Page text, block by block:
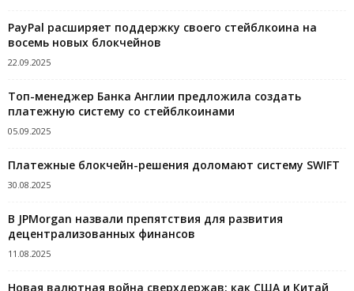
PayPal расширяет поддержку своего стейблкоина на
восемь новых блокчейнов
22.09.2025
Топ-менеджер Банка Англии предложила создать
платежную систему со стейблкоинами
05.09.2025
Платежные блокчейн-решения доломают систему SWIFT
30.08.2025
В JPMorgan назвали препятствия для развития
децентрализованных финансов
11.08.2025
Новая валютная война сверхдержав: как США и Китай